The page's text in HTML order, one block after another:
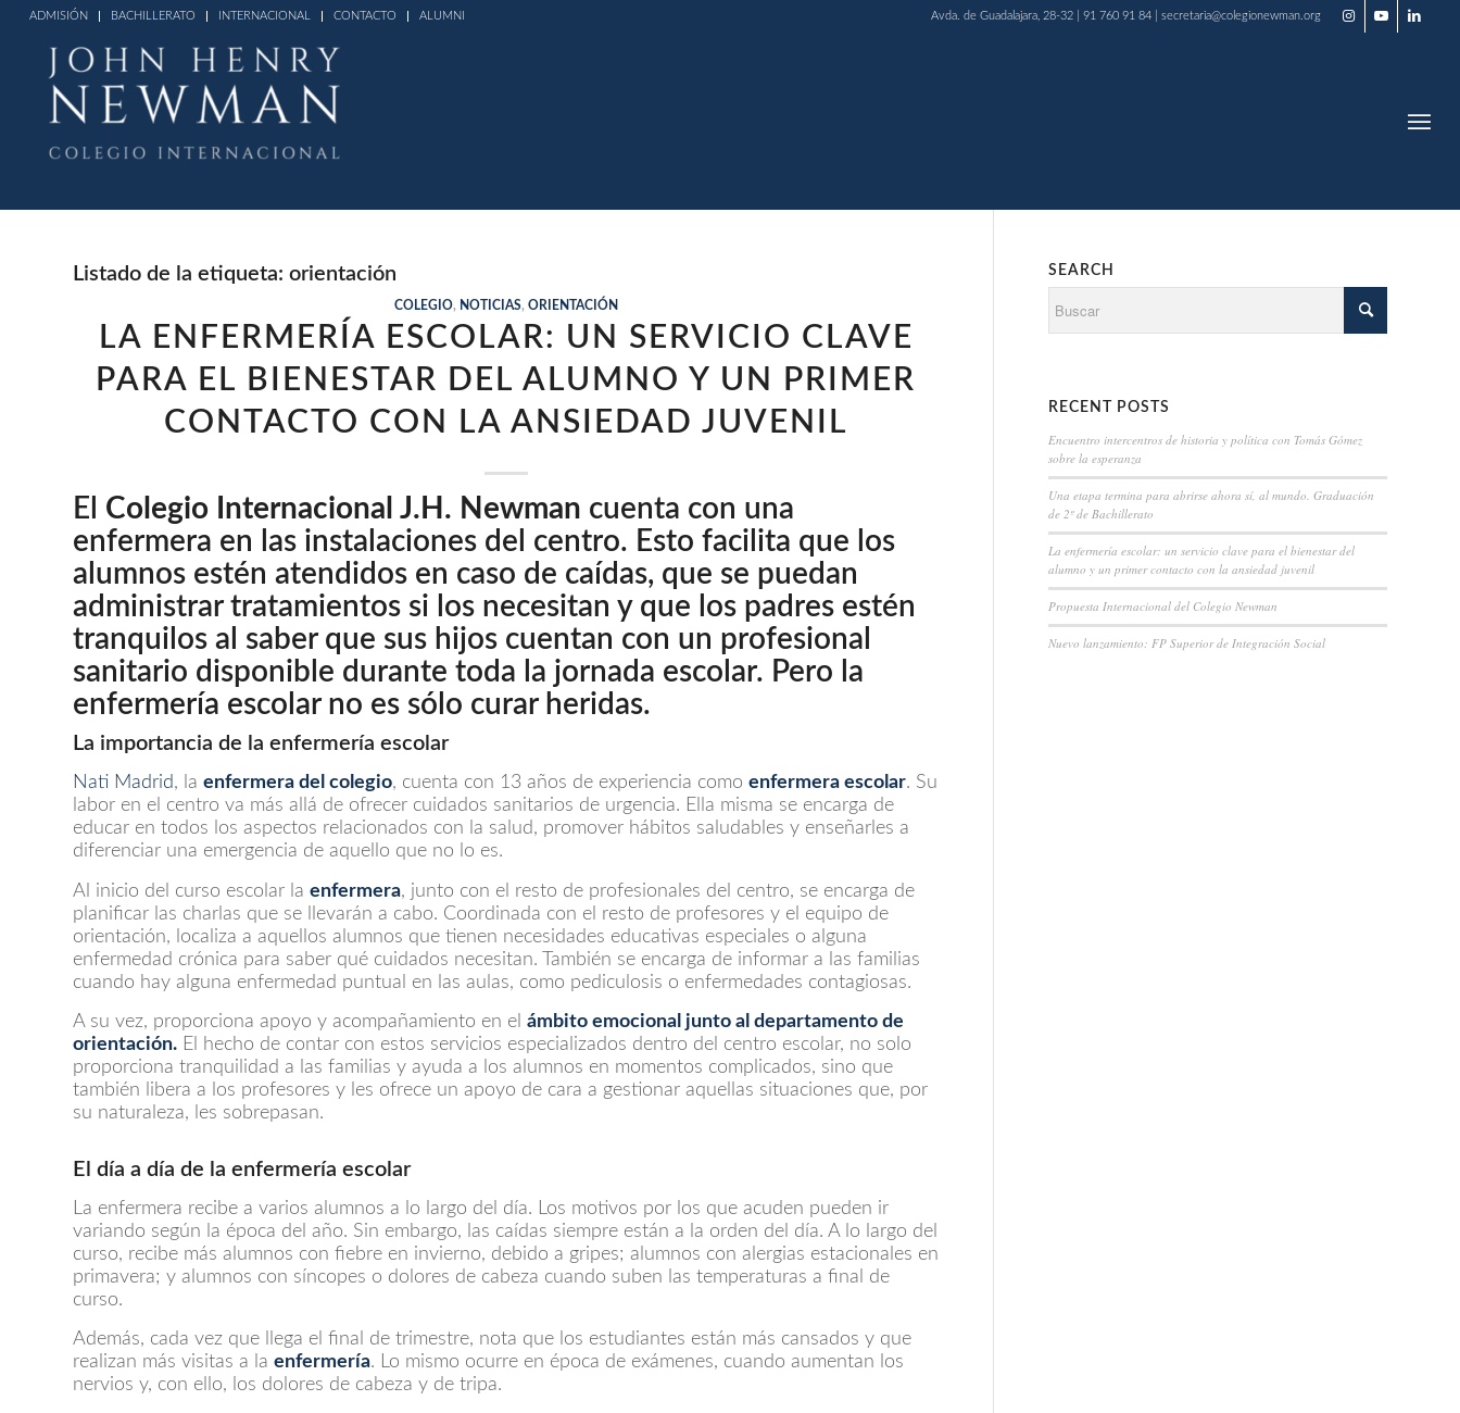
ADMISIÓN BACHILLERATO INTERNACIONAL CONTACTO ALUMNI Avda. de Guadalajara, 28-32 | 91 760 91 84 | secretaria@colegionewman.org
Listado de la etiqueta: orientación
COLEGIO, NOTICIAS, ORIENTACIÓN
LA ENFERMERÍA ESCOLAR: UN SERVICIO CLAVE
PARA EL BIENESTAR DEL ALUMNO Y UN PRIMER
CONTACTO CON LA ANSIEDAD JUVENIL
El Colegio Internacional J.H. Newman cuenta con una
enfermera en las instalaciones del centro. Esto facilita que los
alumnos estén atendidos en caso de caídas, que se puedan
administrar tratamientos si los necesitan y que los padres estén
tranquilos al saber que sus hijos cuentan con un profesional
sanitario disponible durante toda la jornada escolar. Pero la
enfermería escolar no es sólo curar heridas.
La importancia de la enfermería escolar
Nati Madrid, la enfermera del colegio, cuenta con 13 años de experiencia como enfermera escolar. Su
labor en el centro va más allá de ofrecer cuidados sanitarios de urgencia. Ella misma se encarga de
educar en todos los aspectos relacionados con la salud, promover hábitos saludables y enseñarles a
diferenciar una emergencia de aquello que no lo es.
Al inicio del curso escolar la enfermera, junto con el resto de profesionales del centro, se encarga de
planificar las charlas que se llevarán a cabo. Coordinada con el resto de profesores y el equipo de
orientación, localiza a aquellos alumnos que tienen necesidades educativas especiales o alguna
enfermedad crónica para saber qué cuidados necesitan. También se encarga de informar a las familias
cuando hay alguna enfermedad puntual en las aulas, como pediculosis o enfermedades contagiosas.
A su vez, proporciona apoyo y acompañamiento en el ámbito emocional junto al departamento de
orientación. El hecho de contar con estos servicios especializados dentro del centro escolar, no solo
proporciona tranquilidad a las familias y ayuda a los alumnos en momentos complicados, sino que
también libera a los profesores y les ofrece un apoyo de cara a gestionar aquellas situaciones que, por
su naturaleza, les sobrepasan.
El día a día de la enfermería escolar
La enfermera recibe a varios alumnos a lo largo del día. Los motivos por los que acuden pueden ir
variando según la época del año. Sin embargo, las caídas siempre están a la orden del día. A lo largo del
curso, recibe más alumnos con fiebre en invierno, debido a gripes; alumnos con alergias estacionales en
primavera; y alumnos con síncopes o dolores de cabeza cuando suben las temperaturas a final de
curso.
Además, cada vez que llega el final de trimestre, nota que los estudiantes están más cansados y que
realizan más visitas a la enfermería. Lo mismo ocurre en época de exámenes, cuando aumentan los
nervios y, con ello, los dolores de cabeza y de tripa.
SEARCH
RECENT POSTS
Encuentro intercentros de historia y política con Tomás Gómez
sobre la esperanza
Una etapa termina para abrirse ahora sí, al mundo. Graduación
de 2º de Bachillerato
La enfermería escolar: un servicio clave para el bienestar del
alumno y un primer contacto con la ansiedad juvenil
Propuesta Internacional del Colegio Newman
Nuevo lanzamiento: FP Superior de Integración Social